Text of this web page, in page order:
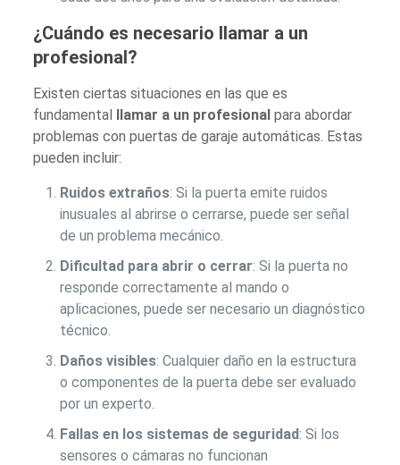
¿Cuándo es necesario llamar a un
profesional?
Existen ciertas situaciones en las que es
fundamental llamar a un profesional para abordar
problemas con puertas de garaje automáticas. Estas
pueden incluir:
Ruidos extraños: Si la puerta emite ruidos
inusuales al abrirse o cerrarse, puede ser señal
de un problema mecánico.
Dificultad para abrir o cerrar: Si la puerta no
responde correctamente al mando o
aplicaciones, puede ser necesario un diagnóstico
técnico.
Daños visibles: Cualquier daño en la estructura
o componentes de la puerta debe ser evaluado
por un experto.
Fallas en los sistemas de seguridad: Si los
sensores o cámaras no funcionan